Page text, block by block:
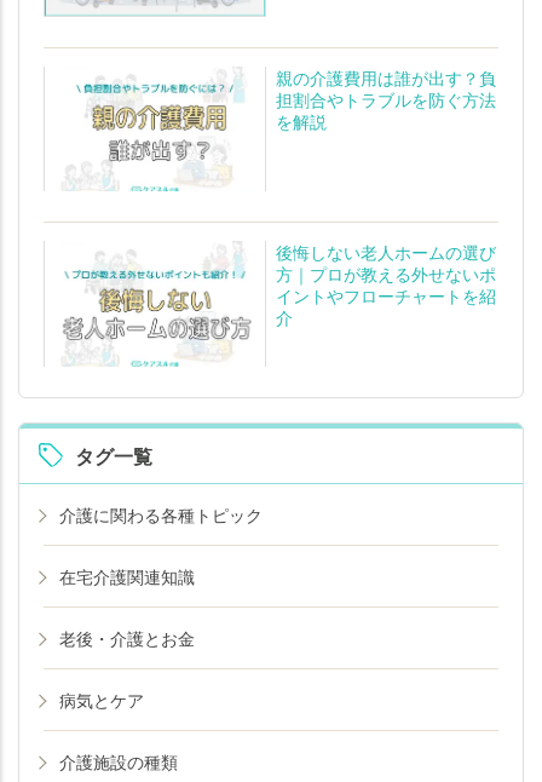
親の介護費用は誰が出す？負
担割合やトラブルを防ぐ方法
を解説
後悔しない老人ホームの選び
方｜プロが教える外せないポ
イントやフローチャートを紹
介
タグ一覧
介護に関わる各種トピック
在宅介護関連知識
老後・介護とお金
病気とケア
介護施設の種類